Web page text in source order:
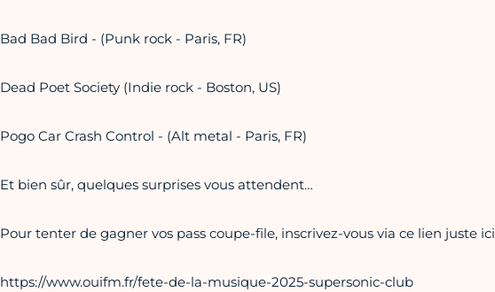
Bad Bad Bird - (Punk rock - Paris, FR)
Dead Poet Society (Indie rock - Boston, US)
Pogo Car Crash Control - (Alt metal - Paris, FR)
Et bien sûr, quelques surprises vous attendent…
Pour tenter de gagner vos pass coupe-file, inscrivez-vous via ce lien juste ici
https://www.ouifm.fr/fete-de-la-musique-2025-supersonic-club